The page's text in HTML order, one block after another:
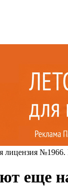
лицензия
еще